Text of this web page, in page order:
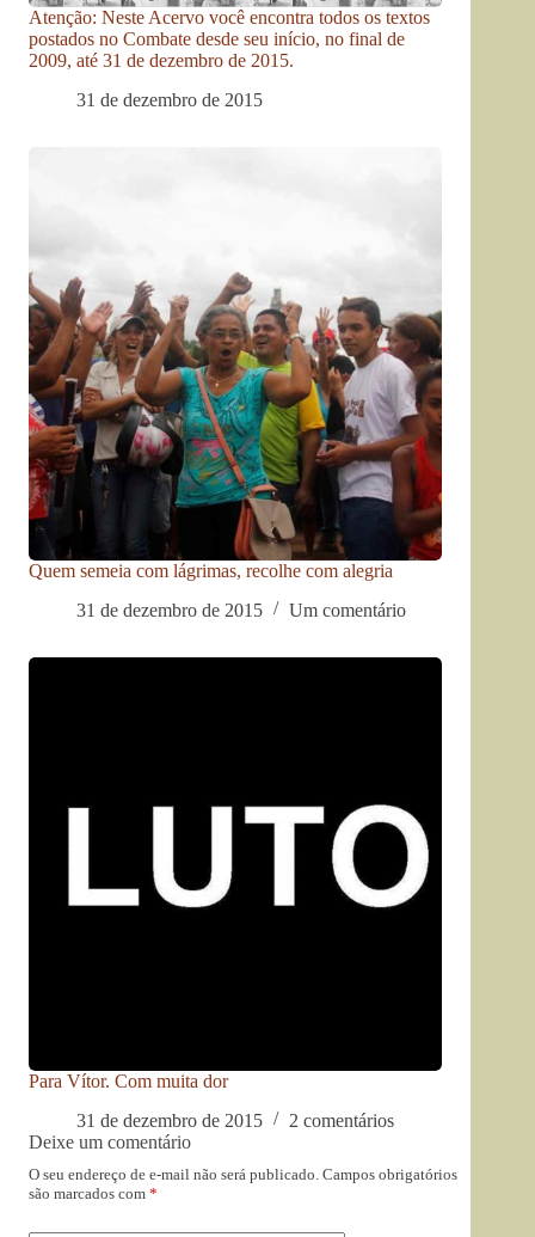
Atenção: Neste Acervo você encontra todos os textos
postados no Combate desde seu início, no final de
2009, até 31 de dezembro de 2015.
31 de dezembro de 2015
Quem semeia com lágrimas, recolhe com alegria
31 de dezembro de 2015
Um comentário
Para Vítor. Com muita dor
31 de dezembro de 2015
2 comentários
Deixe um comentário
O seu endereço de e-mail não será publicado. Campos obrigatórios
são marcados com *